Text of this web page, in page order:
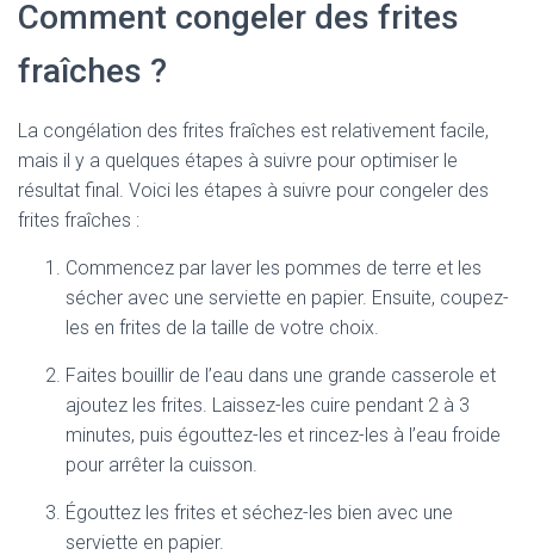
Comment congeler des frites
fraîches ?
La congélation des frites fraîches est relativement facile,
mais il y a quelques étapes à suivre pour optimiser le
résultat final. Voici les étapes à suivre pour congeler des
frites fraîches :
Commencez par laver les pommes de terre et les
sécher avec une serviette en papier. Ensuite, coupez-
les en frites de la taille de votre choix.
Faites bouillir de l’eau dans une grande casserole et
ajoutez les frites. Laissez-les cuire pendant 2 à 3
minutes, puis égouttez-les et rincez-les à l’eau froide
pour arrêter la cuisson.
Égouttez les frites et séchez-les bien avec une
serviette en papier.